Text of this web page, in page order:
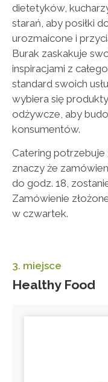
dietetyków,
starań, aby posiłki
urozmaicone i
Burak zaskakuje
inspiracjami z
standard swoich
wybiera się
odżywcze, aby
konsumentów.
Catering
znaczy że
do godz. 18,
Zamówienie
w czwartek.
3. miejsce
Healthy Food